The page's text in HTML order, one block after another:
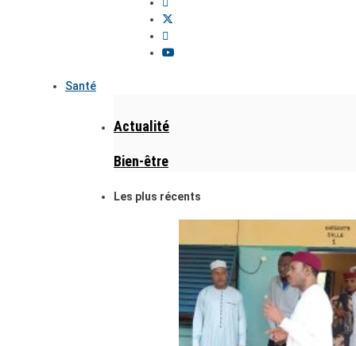
Santé
Actualité
Bien-être
Les plus récents